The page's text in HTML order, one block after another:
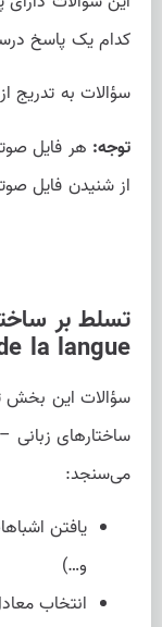
کدام یک پاسخ
سؤالات به تدریج
توجه: هر فایل
از شنیدن فایل
la langue)
سؤالات این بخش
ساختارهای زبانی
می‌سنجد:
یافتن
و…)
انتخاب